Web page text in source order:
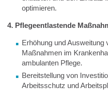
optimieren.
4. Pflegeentlastende
Erhöhung und Ausweitung
Maßnahmen im
ambulanten Pflege.
Bereitstellung von
Arbeitsschutz und